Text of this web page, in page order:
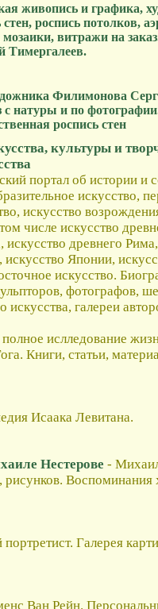
живопись и графика,
стен, роспись потолков,
мозаики, витражи на
Тимергалеев.
Филимонова
с натуры и по
роспись стен
культуры и
портал об истории и
искусство,
искусство
числе искусство
искусство древнего
Японии,
искусство.
фотографов,
искусства, галереи
полное ислледование
Книги, статьи,
Исаака Левитана.
Нестерове -
рисунков. Воспоминания
портретист. Галерея
Ван Рейн.